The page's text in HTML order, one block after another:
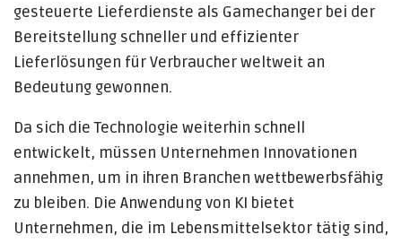
gesteuerte Lieferdienste als Gamechanger bei der
Bereitstellung schneller und effizienter
Lieferlösungen für Verbraucher weltweit an
Bedeutung gewonnen.
Da sich die Technologie weiterhin schnell
entwickelt, müssen Unternehmen Innovationen
annehmen, um in ihren Branchen wettbewerbsfähig
zu bleiben. Die Anwendung von KI bietet
Unternehmen, die im Lebensmittelsektor tätig sind,